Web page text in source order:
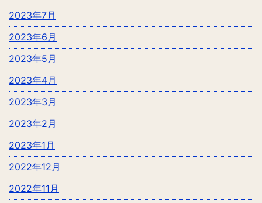
2023年7月
2023年6月
2023年5月
2023年4月
2023年3月
2023年2月
2023年1月
2022年12月
2022年11月